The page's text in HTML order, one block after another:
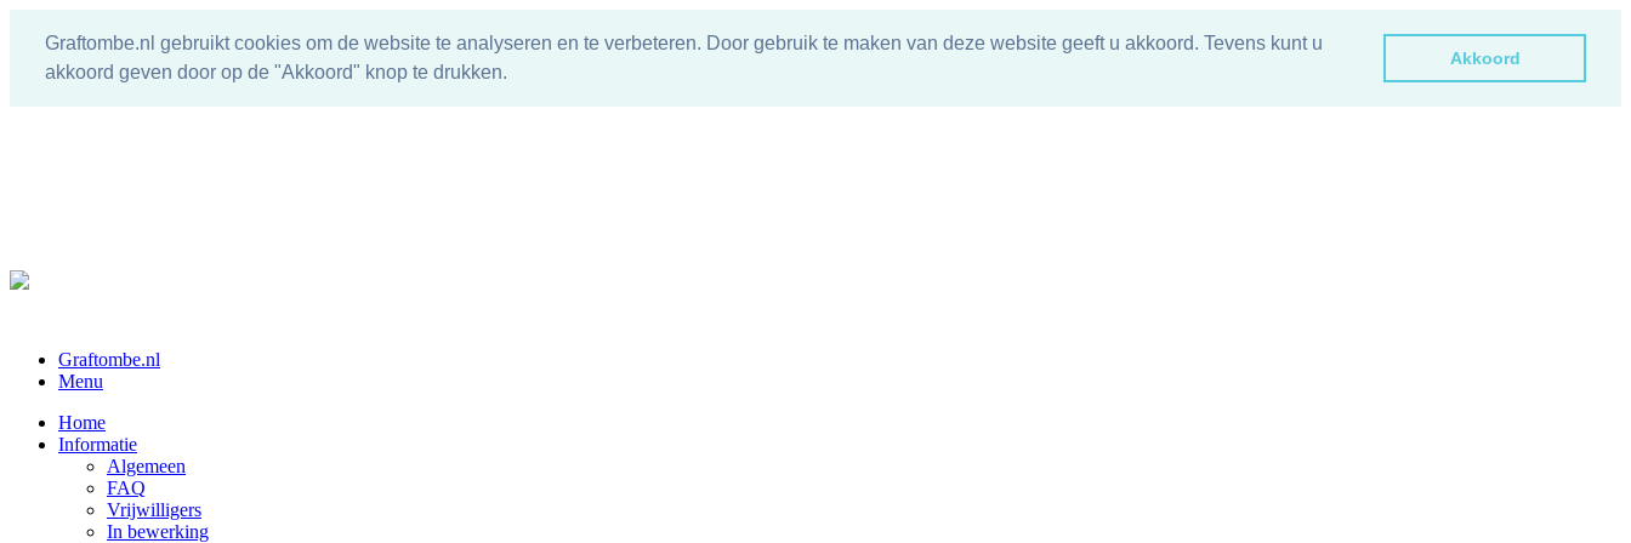
Graftombe.nl gebruikt cookies om de website te analyseren en te verbeteren. Door gebruik te maken van deze website geeft u akkoord. Tevens kunt u
akkoord geven door op de "Akkoord" knop te drukken.
Akkoord
Graftombe.nl
Menu
Home
Informatie
Algemeen
FAQ
Vrijwilligers
In bewerking